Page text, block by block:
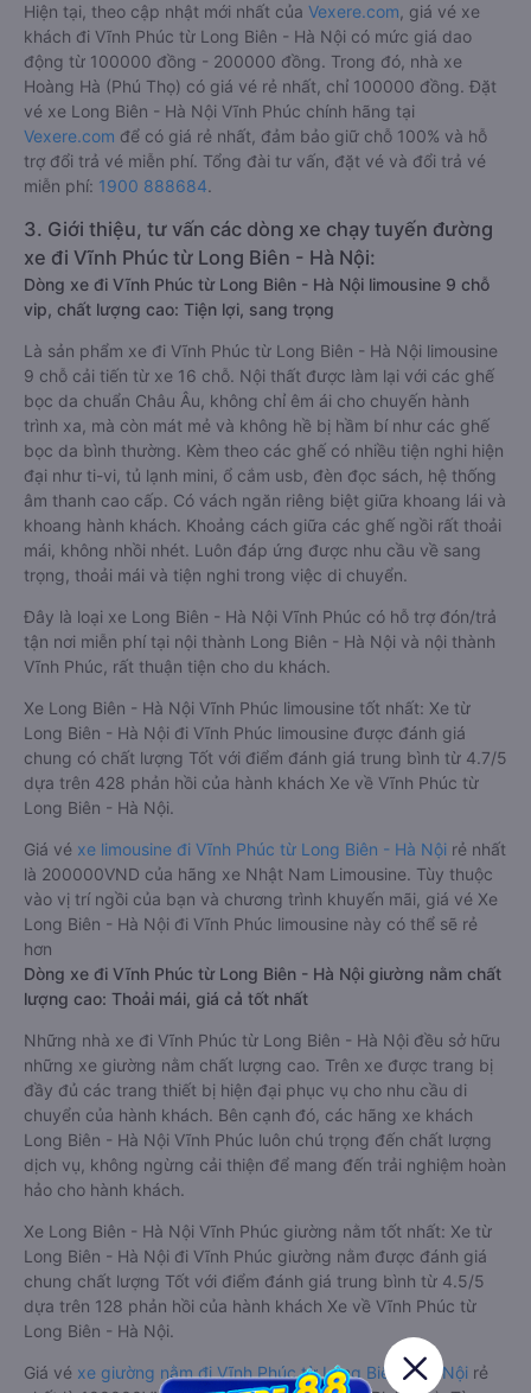
Hiện tại, theo cập nhật mới nhất của Vexere.com , giá vé xe
khách đi Vĩnh Phúc từ Long Biên - Hà Nội có mức giá dao
động từ 100000 đồng - 200000 đồng. Trong đó, nhà xe
Hoàng Hà (Phú Thọ) có giá vé rẻ nhất, chỉ 100000 đồng. Đặt
vé xe Long Biên - Hà Nội Vĩnh Phúc chính hãng tại
Vexere.com để có giá rẻ nhất, đảm bảo giữ chỗ 100% và hỗ
trợ đổi trả vé miễn phí. Tổng đài tư vấn, đặt vé và đổi trả vé
miễn phí: 1900 888684.
3. Giới thiệu, tư vấn các dòng xe chạy tuyến đường
xe đi Vĩnh Phúc từ Long Biên - Hà Nội:
Dòng xe đi Vĩnh Phúc từ Long Biên - Hà Nội limousine 9 chỗ
vip, chất lượng cao: Tiện lợi, sang trọng
Là sản phẩm xe đi Vĩnh Phúc từ Long Biên - Hà Nội limousine
9 chỗ cải tiến từ xe 16 chỗ. Nội thất được làm lại với các ghế
bọc da chuẩn Châu Âu, không chỉ êm ái cho chuyến hành
trình xa, mà còn mát mẻ và không hề bị hầm bí như các ghế
bọc da bình thường. Kèm theo các ghế có nhiều tiện nghi hiện
đại như ti-vi, tủ lạnh mini, ổ cắm usb, đèn đọc sách, hệ thống
âm thanh cao cấp. Có vách ngăn riêng biệt giữa khoang lái và
khoang hành khách. Khoảng cách giữa các ghế ngồi rất thoải
mái, không nhồi nhét. Luôn đáp ứng được nhu cầu về sang
trọng, thoải mái và tiện nghi trong việc di chuyển.
Đây là loại xe Long Biên - Hà Nội Vĩnh Phúc có hỗ trợ đón/trả
tận nơi miễn phí tại nội thành Long Biên - Hà Nội và nội thành
Vĩnh Phúc, rất thuận tiện cho du khách.
Xe Long Biên - Hà Nội Vĩnh Phúc limousine tốt nhất: Xe từ
Long Biên - Hà Nội đi Vĩnh Phúc limousine được đánh giá
chung có chất lượng Tốt với điểm đánh giá trung bình từ 4.7/5
dựa trên 428 phản hồi của hành khách Xe về Vĩnh Phúc từ
Long Biên - Hà Nội.
Giá vé xe limousine đi Vĩnh Phúc từ Long Biên - Hà Nội rẻ nhất
là 200000VND của hãng xe Nhật Nam Limousine. Tùy thuộc
vào vị trí ngồi của bạn và chương trình khuyến mãi, giá vé Xe
Long Biên - Hà Nội đi Vĩnh Phúc limousine này có thể sẽ rẻ
hơn
Dòng xe đi Vĩnh Phúc từ Long Biên - Hà Nội giường nằm chất
lượng cao: Thoải mái, giá cả tốt nhất
Những nhà xe đi Vĩnh Phúc từ Long Biên - Hà Nội đều sở hữu
những xe giường nằm chất lượng cao. Trên xe được trang bị
đầy đủ các trang thiết bị hiện đại phục vụ cho nhu cầu di
chuyển của hành khách. Bên cạnh đó, các hãng xe khách
Long Biên - Hà Nội Vĩnh Phúc luôn chú trọng đến chất lượng
dịch vụ, không ngừng cải thiện để mang đến trải nghiệm hoàn
hảo cho hành khách.
Xe Long Biên - Hà Nội Vĩnh Phúc giường nằm tốt nhất: Xe từ
Long Biên - Hà Nội đi Vĩnh Phúc giường nằm được đánh giá
chung chất lượng Tốt với điểm đánh giá trung bình từ 4.5/5
dựa trên 128 phản hồi của hành khách Xe về Vĩnh Phúc từ
Long Biên - Hà Nội.
Giá vé xe giường nằm đi Vĩnh Phúc từ Long Biên - Hà Nội rẻ